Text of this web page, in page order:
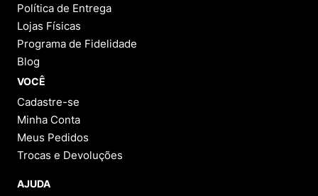
Política de Entrega
Lojas Físicas
Programa de Fidelidade
Blog
VOCÊ
Cadastre-se
Minha Conta
Meus Pedidos
Trocas e Devoluções
AJUDA